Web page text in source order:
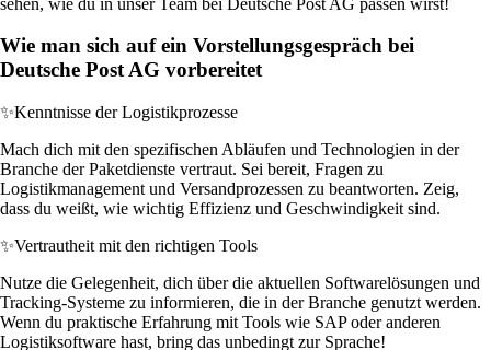
Wie man sich auf ein Vorstellungsgespräch bei
Deutsche Post AG vorbereitet
✨Kenntnisse der Logistikprozesse
Mach dich mit den spezifischen Abläufen und Technologien in der
Branche der Paketdienste vertraut. Sei bereit, Fragen zu
Logistikmanagement und Versandprozessen zu beantworten. Zeig,
dass du weißt, wie wichtig Effizienz und Geschwindigkeit sind.
✨Vertrautheit mit den richtigen Tools
Nutze die Gelegenheit, dich über die aktuellen Softwarelösungen und
Tracking-Systeme zu informieren, die in der Branche genutzt werden.
Wenn du praktische Erfahrung mit Tools wie SAP oder anderen
Logistiksoftware hast, bring das unbedingt zur Sprache!